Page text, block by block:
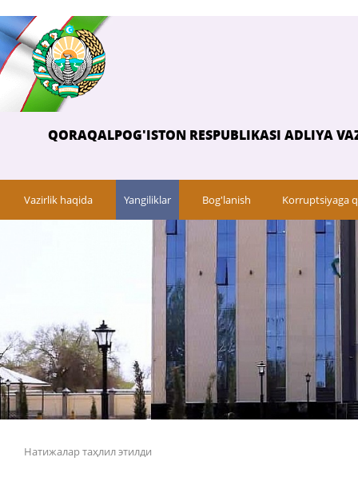
QORAQALPOG'ISTON RESPUBLIKASI ADLIYA
Vazirlik haqida Yangiliklar Bog'lanish Korruptsiyaga
Натижалар таҳлил этилди